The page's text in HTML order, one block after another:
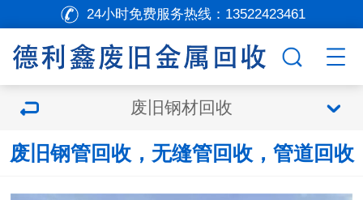
24小时免费服务热线： 13522423461
废旧钢材回收
废旧钢管回收，无缝管回收，管道回收